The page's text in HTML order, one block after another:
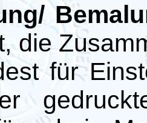
die
für